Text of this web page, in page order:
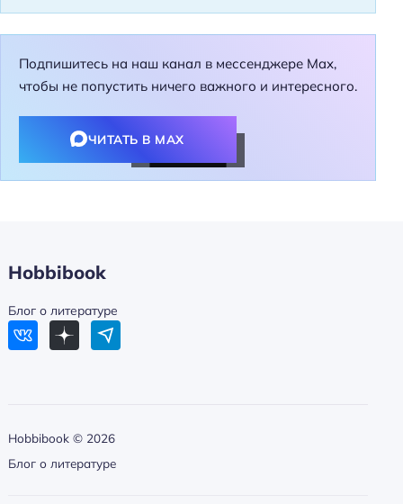
Подпишитесь на наш канал в мессенджере Max,
чтобы не попустить ничего важного и интересного.
ЧИТАТЬ В MAX
Hobbibook
Блог о литературе
Hobbibook © 2026
Блог о литературе